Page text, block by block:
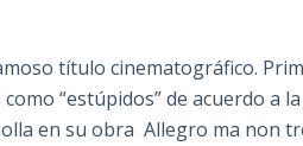
título cinematográfico.
“estúpidos” de acuerdo a
en su obra Allegro ma non